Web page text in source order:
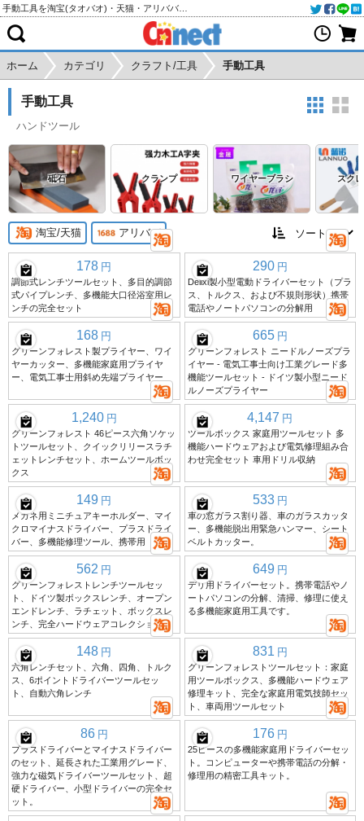
ホーム カテゴリ クラフト/工具 手動工具
手動工具
ハンドツール
砥石 クランプ ワイヤーブラシ スク
淘宝/天猫 アリババ
178 円
調節式レンチツールセット、多目的調節
式パイプレンチ、多機能大口径浴室用レ
ンチの完全セット
290 円
Delixi製小型電動ドライバーセット（プラ
ス、トルクス、および不規則形状）携帯
電話やノートパソコンの分解用
168 円
グリーンフォレスト製プライヤー、ワイ
ヤーカッター、多機能家庭用プライヤ
ー、電気工事士用斜め先端プライヤー
665 円
グリーンフォレスト ニードルノーズプラ
イヤー - 電気工事士向け工業グレード多
機能ツールセット - ドイツ製小型ニード
ルノーズプライヤー
1,240 円
グリーンフォレスト 46ピース六角ソケッ
トツールセット、クイックリリースラチ
ェットレンチセット、ホームツールボッ
クス
4,147 円
ツールボックス 家庭用ツールセット 多
機能ハードウェアおよび電気修理組み合
わせ完全セット 車用ドリル収納
149 円
メガネ用ミニチュアキーホルダー、マイ
クロマイナスドライバー、プラスドライ
バー、多機能修理ツール、携帯用
533 円
車の窓ガラス割り器、車のガラスカッタ
ー、多機能脱出用緊急ハンマー、シート
ベルトカッター。
562 円
グリーンフォレストレンチツールセッ
ト、ドイツ製ボックスレンチ、オープン
エンドレンチ、ラチェット、ボックスレ
ンチ、完全ハードウェアコレクション
649 円
デリ用ドライバーセット。携帯電話やノ
ートパソコンの分解、清掃、修理に使え
る多機能家庭用工具です。
148 円
六角レンチセット、六角、四角、トルク
ス、6ポイントドライバーツールセッ
ト、自動六角レンチ
831 円
グリーンフォレストツールセット：家庭
用ツールボックス、多機能ハードウェア
修理キット、完全な家庭用電気技師セッ
ト、車両用ツールセット
86 円
プラスドライバーとマイナスドライバー
のセット、延長された工業用グレード、
強力な磁気ドライバーツールセット、超
硬ドライバー、小型ドライバーの完全セ
ット。
176 円
25ピースの多機能家庭用ドライバーセッ
ト。コンピューターや携帯電話の分解・
修理用の精密工具キット。